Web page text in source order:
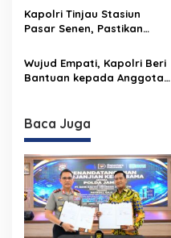
s
RI Terdahulu Sebagai
Momentum Refleksi Nilai
Kebangsaan
Kapolri Tinjau Stasiun
Pasar Senen, Pastikan
Pelayanan Nataru 2025
Wujud Empati, Kapolri Beri
Bantuan kepada Anggota
Baca Juga